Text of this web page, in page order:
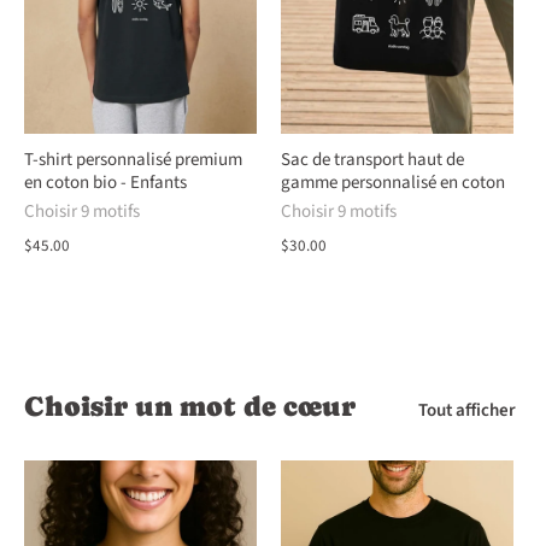
T-shirt personnalisé premium
en coton bio - Enfants
Choisir 9 motifs
$45.00
Sac de transport haut de
gamme personnalisé en coton
Choisir 9 motifs
$30.00
Choisir un mot de cœur Tout afficher